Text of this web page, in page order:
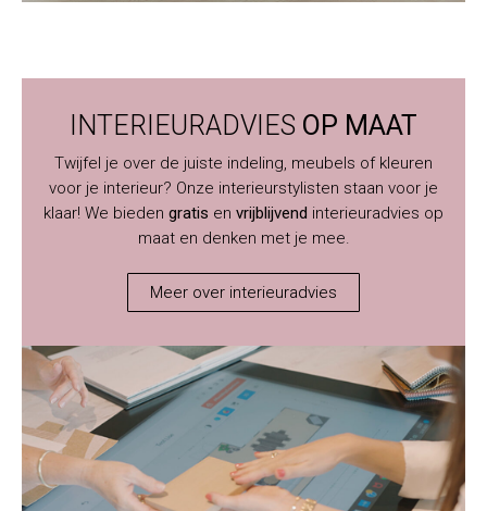
INTERIEURADVIES OP MAAT
Twijfel je over de juiste indeling, meubels of kleuren
voor je interieur? Onze interieurstylisten staan voor je
klaar! We bieden gratis en vrijblijvend interieuradvies op
maat en denken met je mee.
Meer over interieuradvies